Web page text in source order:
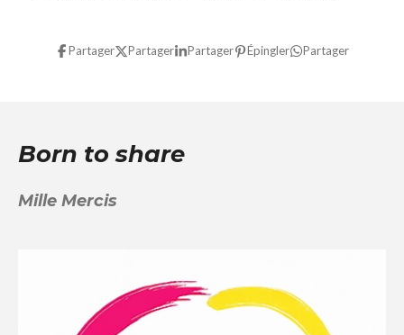
Partager Partager Partager Épingler Partager
Born to share
Mille Mercis